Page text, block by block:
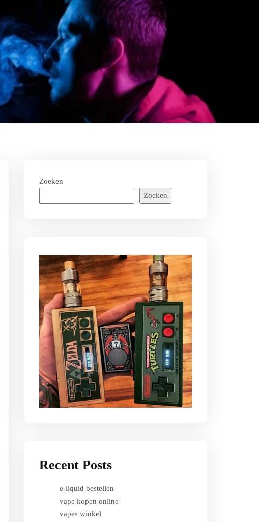
Zoeken
Zoeken
Recent Posts
e-liquid bestellen
vape kopen online
vapes winkel